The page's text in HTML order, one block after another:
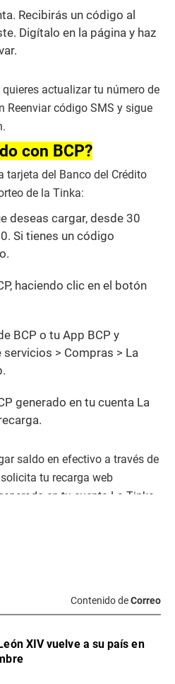
Contenido deCorreo
XIV vuelve a su país en